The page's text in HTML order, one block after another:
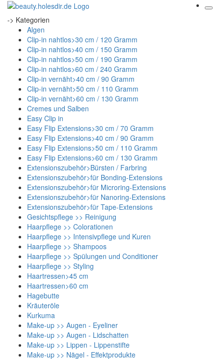
-> Kategorien
Algen
Clip-in nahtlos>30 cm / 120 Gramm
Clip-in nahtlos>40 cm / 150 Gramm
Clip-in nahtlos>50 cm / 190 Gramm
Clip-in nahtlos>60 cm / 240 Gramm
Clip-in vernäht>40 cm / 90 Gramm
Clip-in vernäht>50 cm / 110 Gramm
Clip-in vernäht>60 cm / 130 Gramm
Cremes und Salben
Easy Clip in
Easy Flip Extensions>30 cm / 70 Gramm
Easy Flip Extensions>40 cm / 90 Gramm
Easy Flip Extensions>50 cm / 110 Gramm
Easy Flip Extensions>60 cm / 130 Gramm
Extensionszubehör>Bürsten / Farbring
Extensionszubehör>für Bonding-Extensions
Extensionszubehör>für Microring-Extensions
Extensionszubehör>für Nanoring-Extensions
Extensionszubehör>für Tape-Extensions
Gesichtspflege >> Reinigung
Haarpflege >> Colorationen
Haarpflege >> Intensivpflege und Kuren
Haarpflege >> Shampoos
Haarpflege >> Spülungen und Conditioner
Haarpflege >> Styling
Haartressen>45 cm
Haartressen>60 cm
Hagebutte
Kräuteröle
Kurkuma
Make-up >> Augen - Eyeliner
Make-up >> Augen - Lidschatten
Make-up >> Lippen - Lippenstifte
Make-up >> Nägel - Effektprodukte